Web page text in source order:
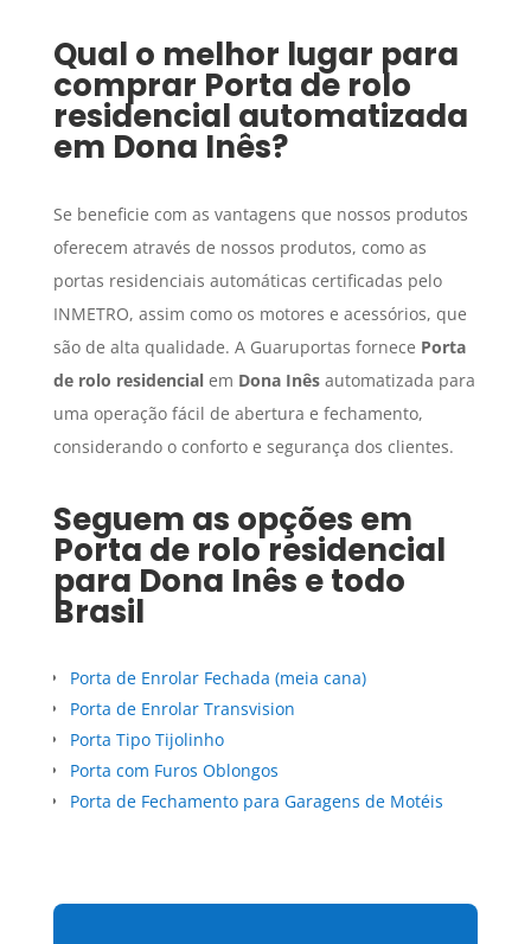
Qual o melhor lugar para
comprar Porta de rolo
residencial automatizada
em Dona Inês?
Se beneficie com as vantagens que nossos produtos
oferecem através de nossos produtos, como as
portas residenciais automáticas certificadas pelo
INMETRO, assim como os motores e acessórios, que
são de alta qualidade. A Guaruportas fornece Porta
de rolo residencialem Dona Inêsautomatizada para
uma operação fácil de abertura e fechamento,
considerando o conforto e segurança dos clientes.
Seguem as opções em
Porta de rolo residencial
para Dona Inês e todo
Brasil
Porta de Enrolar Fechada (meia cana)
Porta de Enrolar Transvision
Porta Tipo Tijolinho
Porta com Furos Oblongos
Porta de Fechamento para Garagens de Motéis